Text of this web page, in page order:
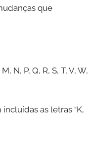
que
N, P, Q, R, S, T, V, W,
as letras “K,